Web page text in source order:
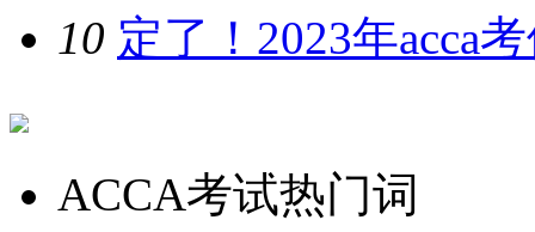
10 定了！2023年acca
ACCA考试热门词